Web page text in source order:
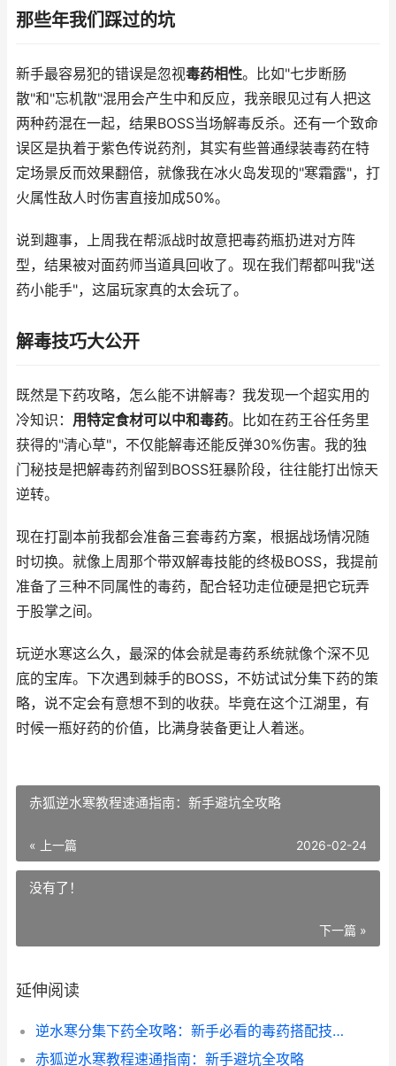
那些年我们踩过的坑
新手最容易犯的错误是忽视毒药相性。比如"七步断肠
散"和"忘机散"混用会产生中和反应，我亲眼见过有人把这
两种药混在一起，结果BOSS当场解毒反杀。还有一个致命
误区是执着于紫色传说药剂，其实有些普通绿装毒药在特
定场景反而效果翻倍，就像我在冰火岛发现的"寒霜露"，打
火属性敌人时伤害直接加成50%。
说到趣事，上周我在帮派战时故意把毒药瓶扔进对方阵
型，结果被对面药师当道具回收了。现在我们帮都叫我"送
药小能手"，这届玩家真的太会玩了。
解毒技巧大公开
既然是下药攻略，怎么能不讲解毒？我发现一个超实用的
冷知识： 用特定食材可以中和毒药。比如在药王谷任务里
获得的"清心草"，不仅能解毒还能反弹30%伤害。我的独
门秘技是把解毒药剂留到BOSS狂暴阶段，往往能打出惊天
逆转。
现在打副本前我都会准备三套毒药方案，根据战场情况随
时切换。就像上周那个带双解毒技能的终极BOSS，我提前
准备了三种不同属性的毒药，配合轻功走位硬是把它玩弄
于股掌之间。
玩逆水寒这么久，最深的体会就是毒药系统就像个深不见
底的宝库。下次遇到棘手的BOSS，不妨试试分集下药的策
略，说不定会有意想不到的收获。毕竟在这个江湖里，有
时候一瓶好药的价值，比满身装备更让人着迷。
赤狐逆水寒教程速通指南：新手避坑全攻略
« 上一篇 2026-02-24
没有了！
下一篇 »
延伸阅读
逆水寒分集下药全攻略：新手必看的毒药搭配技巧
赤狐逆水寒教程速通指南：新手避坑全攻略